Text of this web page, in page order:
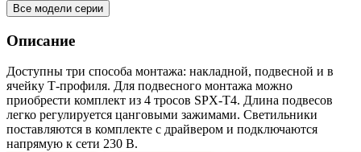
Все модели серии
Описание
Доступны три способа монтажа: накладной, подвесной и в
ячейку Т-профиля. Для подвесного монтажа можно
приобрести комплект из 4 тросов SPX-T4. Длина подвесов
легко регулируется цанговыми зажимами. Светильники
поставляются в комплекте с драйвером и подключаются
напрямую к сети 230 В.